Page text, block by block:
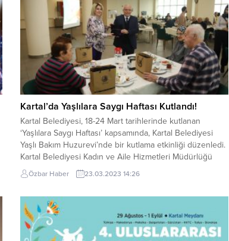
Kartal’da Yaşlılara Saygı Haftası Kutlandı!
Kartal Belediyesi, 18-24 Mart tarihlerinde kutlanan
‘Yaşlılara Saygı Haftası’ kapsamında, Kartal Belediyesi
Yaşlı Bakım Huzurevi’nde bir kutlama etkinliği düzenledi.
Kartal Belediyesi Kadın ve Aile Hizmetleri Müdürlüğü
tarafından yapılan etkinlikte huzurevi sakinleri bir araya
gelerek keyifli bir gün geçirdi. İstanbul Büyükşehir
Kartal Belediyesi Başkan Yardımcısı İmam...
Özbar Haber 23.03.2023 14:26